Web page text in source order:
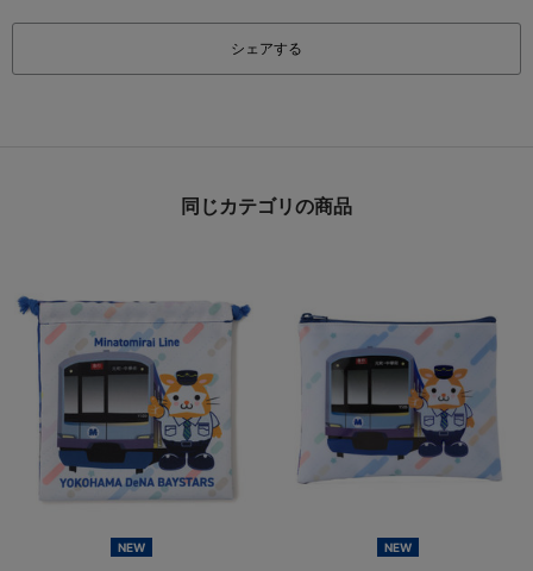
シェアする
同じカテゴリの商品
NEW NEW